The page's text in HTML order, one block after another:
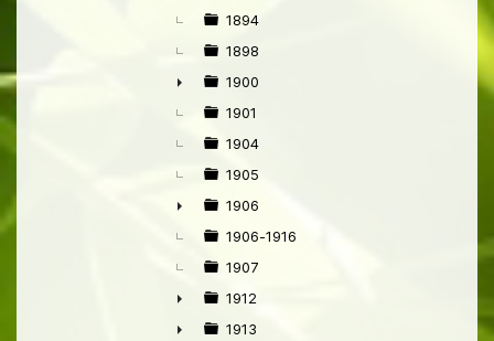
1894
1898
►
1900
1901
1904
1905
►
1906
1906-1916
1907
►
1912
1913